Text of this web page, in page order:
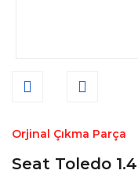
Orjinal Çıkma Parça
Seat Toledo